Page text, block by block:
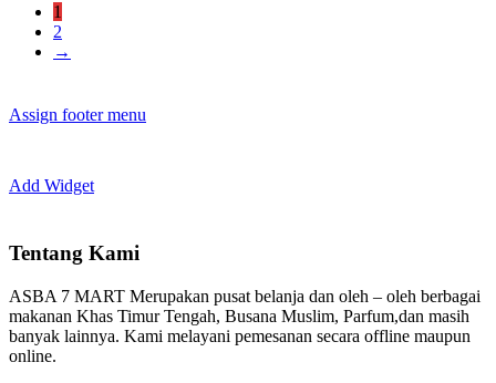
1
2
→
Assign footer menu
Add Widget
Tentang Kami
ASBA 7 MART Merupakan pusat belanja dan oleh – oleh berbagai
makanan Khas Timur Tengah, Busana Muslim, Parfum,dan masih
banyak lainnya. Kami melayani pemesanan secara offline maupun
online.